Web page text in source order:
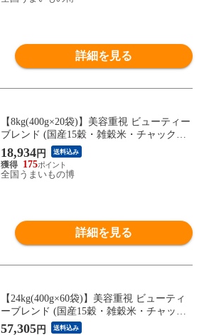
詳細を見る
【8kg(400g×20袋)】美容重視 ビューティー
ブレンド (国産15穀・雑穀米・チャック付
き)
18,934円 送料込み
175
全国うまいもの博
詳細を見る
【24kg(400g×60袋)】美容重視 ビューティ
ーブレンド (国産15穀・雑穀米・チャック
付き)
57,305円 送料込み